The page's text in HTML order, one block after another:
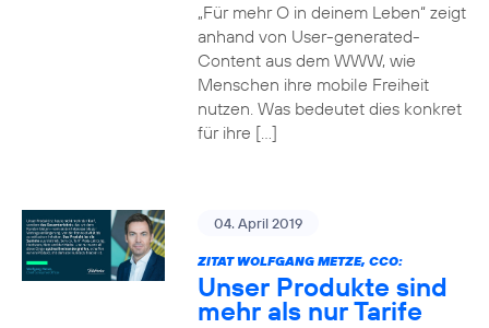
„Für mehr O in deinem Leben“ zeigt
anhand von User-generated-
Content aus dem WWW, wie
Menschen ihre mobile Freiheit
nutzen. Was bedeutet dies konkret
für ihre […]
04. April 2019
ZITAT WOLFGANG METZE, CCO:
Unser Produkte sind
mehr als nur Tarife